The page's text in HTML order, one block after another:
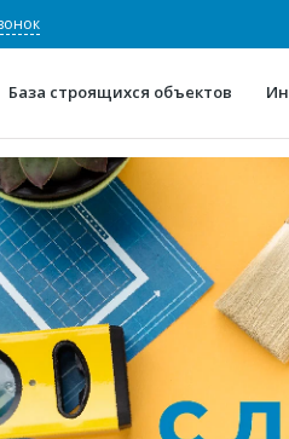
База строящихся объектов